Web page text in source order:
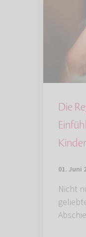
Die
Kinder
01. Juni
Nicht